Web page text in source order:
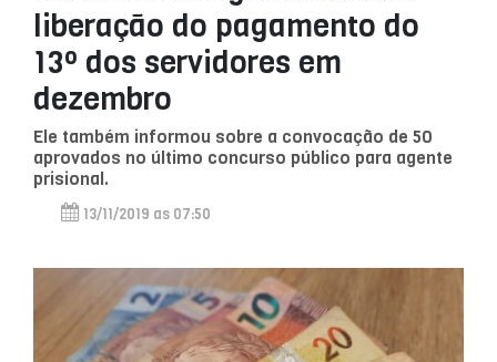
liberação do pagamento do
13º dos servidores em
dezembro
Ele também informou sobre a convocação de 50
aprovados no último concurso público para agente
prisional.
13/11/2019 as 07:50